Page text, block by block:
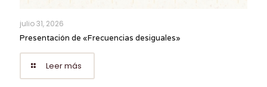
julio 31, 2026
Presentación de «Frecuencias desiguales»
Leer más